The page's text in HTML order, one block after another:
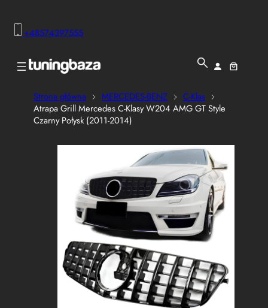
+48574397555
Strona główna MERCEDES-BENZ
C-Klas
Atrapa Grill Mercedes C-Klasy W204 AMG GT Style
Czarny Połysk (2011-2014)